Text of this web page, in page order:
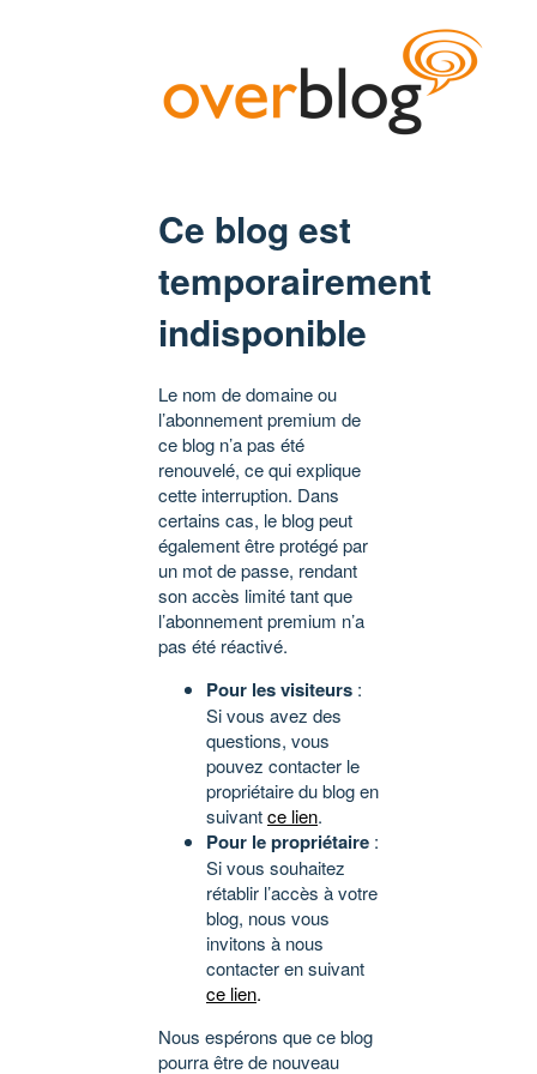
Ce blog est
temporairement
indisponible
Le nom de domaine ou
l’abonnement premium de
ce blog n’a pas été
renouvelé, ce qui explique
cette interruption. Dans
certains cas, le blog peut
également être protégé par
un mot de passe, rendant
son accès limité tant que
l’abonnement premium n’a
pas été réactivé.
Pour les visiteurs :
Si vous avez des
questions, vous
pouvez contacter le
propriétaire du blog en
suivantce lien.
Pour le propriétaire :
Si vous souhaitez
rétablir l’accès à votre
blog, nous vous
invitons à nous
contacter en suivant
ce lien.
Nous espérons que ce blog
pourra être de nouveau